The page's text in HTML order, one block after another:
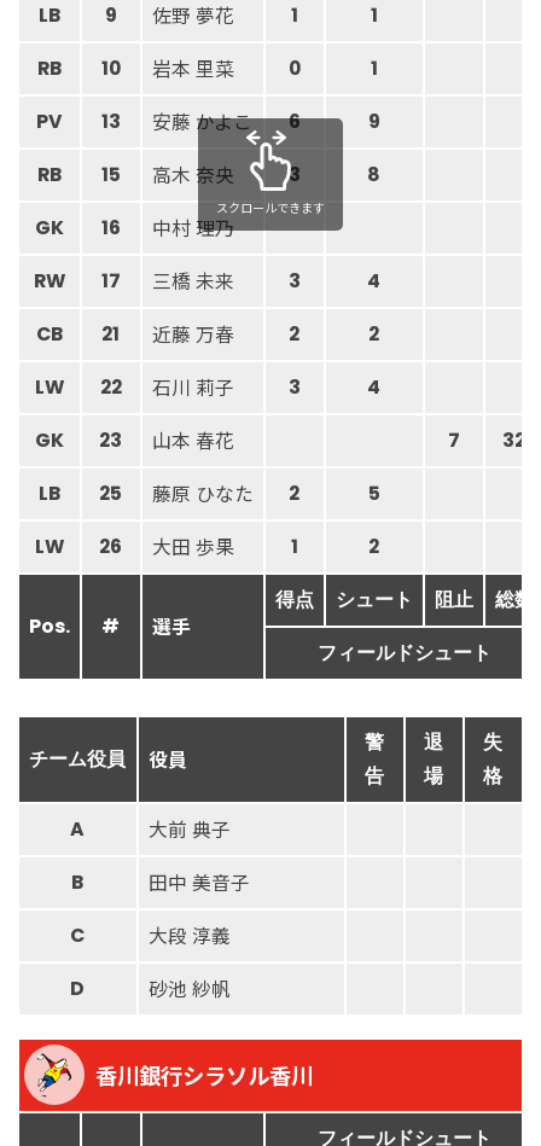
LB 9 佐野 夢花 1 1
RB 10 岩本 里菜 0 1
PV 13 安藤 かよこ 6 9
RB 15 高木 奈央 3 8
GK 16 中村 理乃
RW 17 三橋 未来 3 4
CB 21 近藤 万春 2 2
LW 22 石川 莉子 3 4
GK 23 山本 春花 7 32
LB 25 藤原 ひなた 2 5
LW 26 大田 歩果 1 2
Pos. # 選手
得点 シュート 阻止 総数
フィールドシュート
スクロールできます
チーム役員 役員
警
告
退
場
失
格
A 大前 典子
B 田中 美音子
C 大段 淳義
D 砂池 紗帆
香川銀行シラソル香川
フィールドシュート